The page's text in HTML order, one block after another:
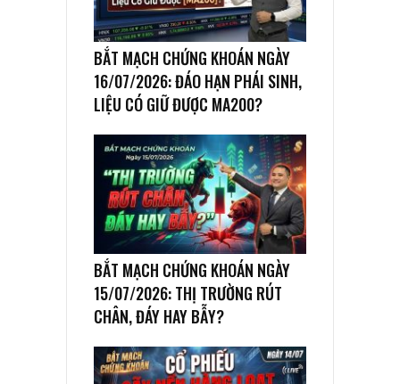
BẮT MẠCH CHỨNG KHOÁN NGÀY
16/07/2026: ĐÁO HẠN PHÁI SINH,
LIỆU CÓ GIỮ ĐƯỢC MA200?
BẮT MẠCH CHỨNG KHOÁN NGÀY
15/07/2026: THỊ TRƯỜNG RÚT
CHÂN, ĐÁY HAY BẪY?